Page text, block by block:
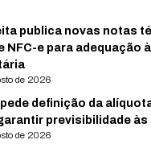
publica novas notas
NFC-e para adequação
de 2026
pede definição da
previsibilidade às
de 2026